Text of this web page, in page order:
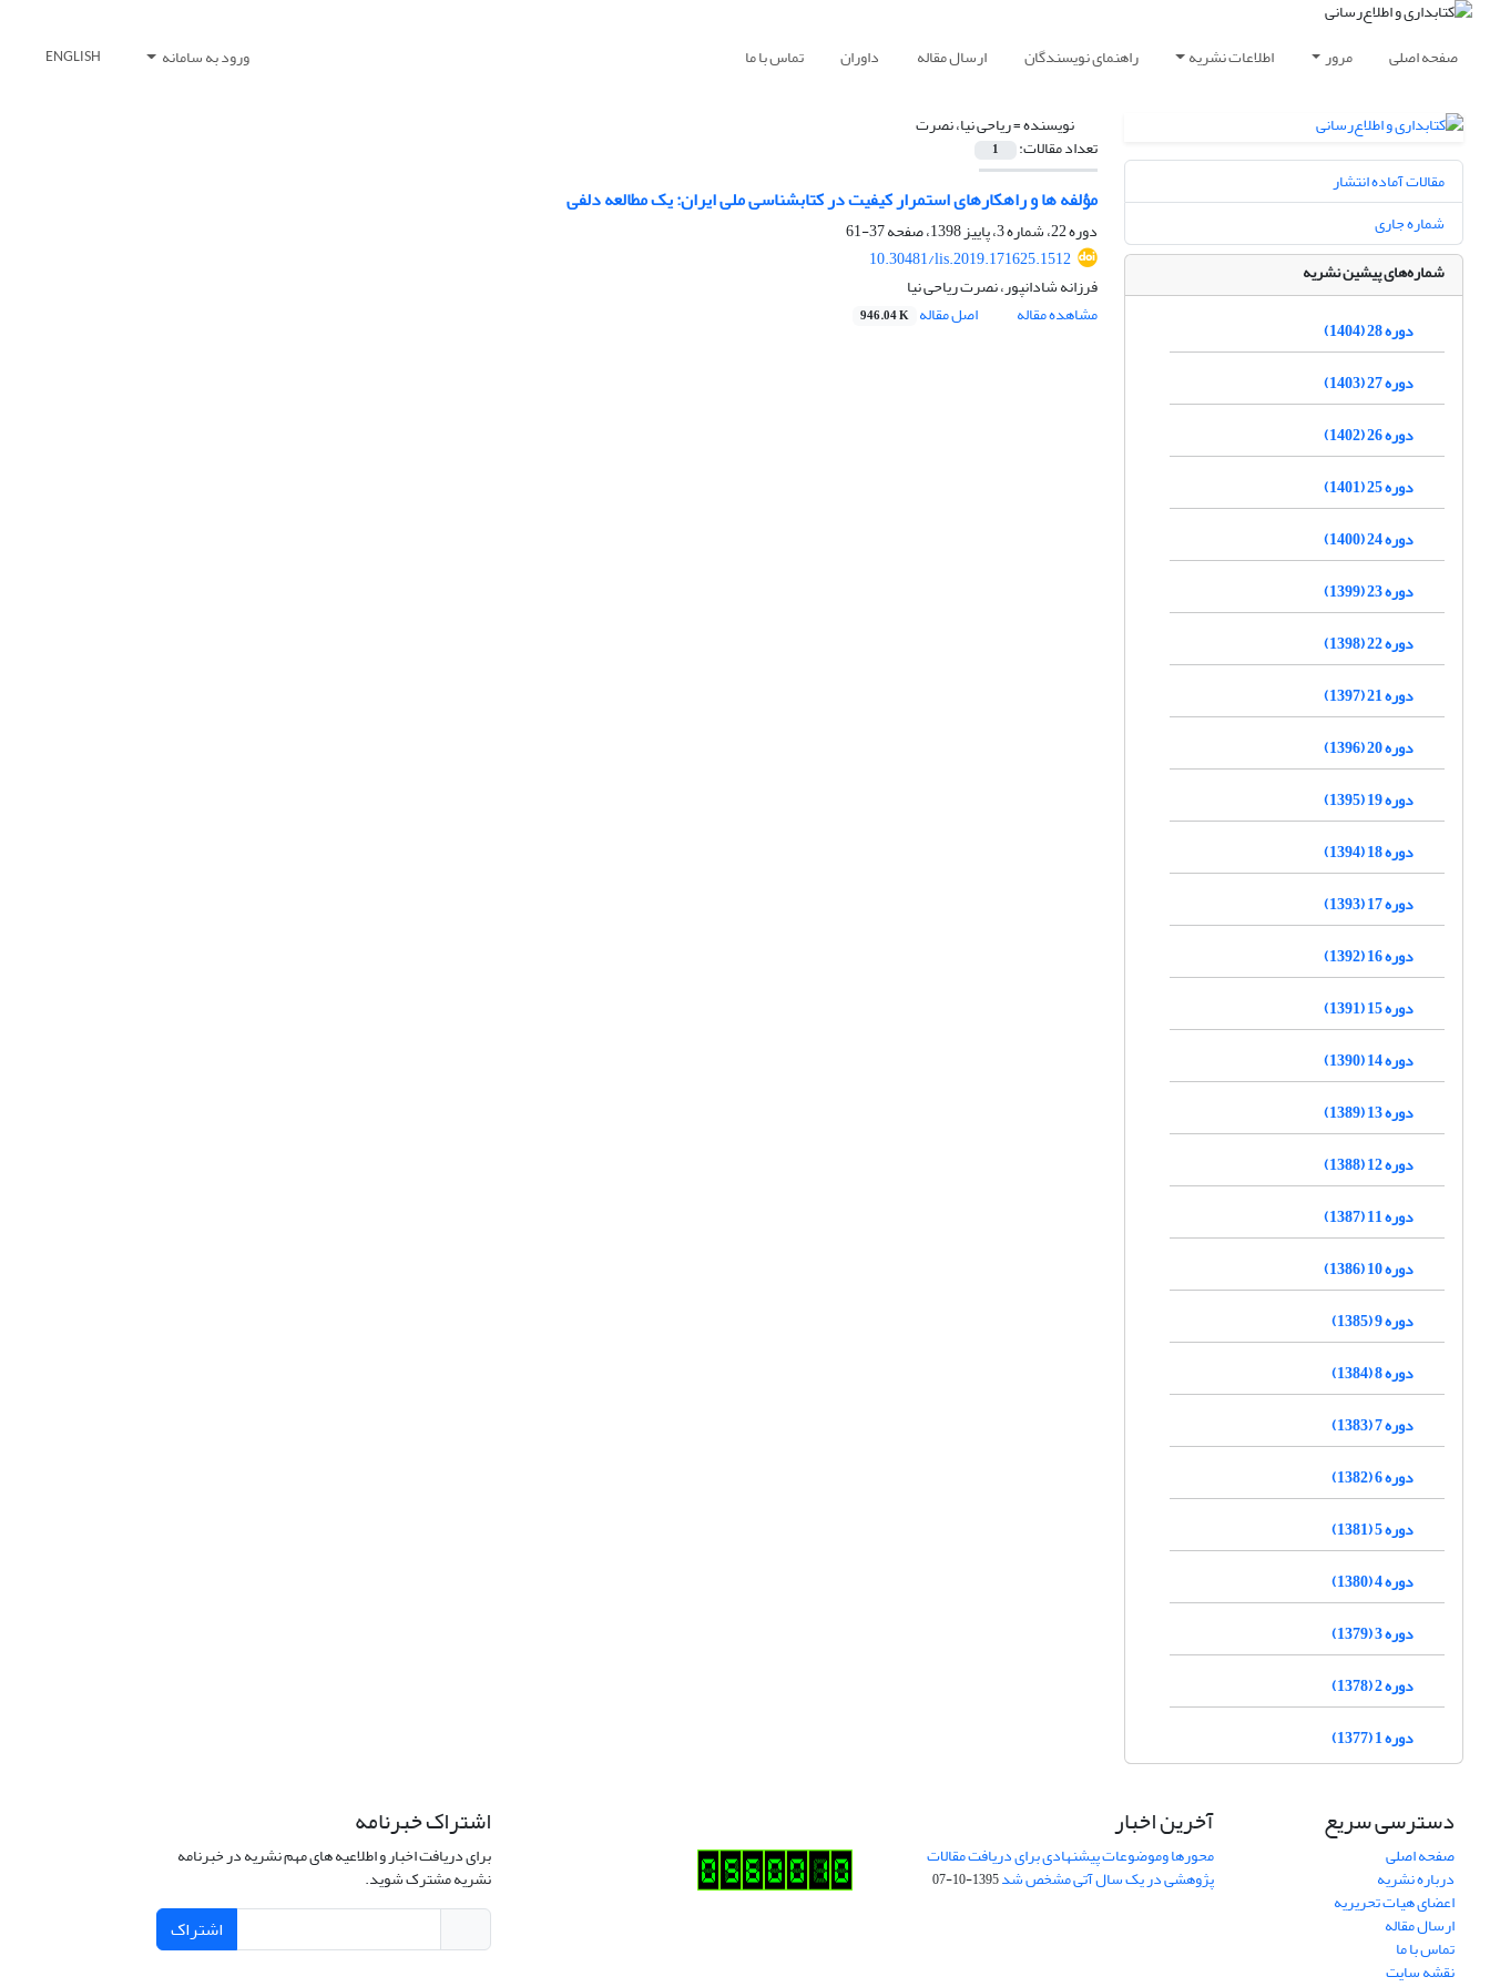
صفحه اصلی مرور اطلاعات نشریه راهنمای نویسندگان ارسال مقاله داوران تماس با ما ورود به سامانه ENGLISH
نویسنده =ریاحی نیا، نصرت
تعداد مقالات: 1
مؤلفه ها و راهکارهای استمرار کیفیت در کتابشناسی ملی ایران: یک مطالعه دلفی
دوره 22، شماره 3، پاییز 1398، صفحه
37-61
10.30481/lis.2019.171625.1512
فرزانه شادانپور، نصرت ریاحی نیا
مشاهده مقاله
اصل مقاله 946.04 K
مقالات آماده انتشار
شماره جاری
شماره‌های پیشین نشریه
دوره 28 (1404)
دوره 27 (1403)
دوره 26 (1402)
دوره 25 (1401)
دوره 24 (1400)
دوره 23 (1399)
دوره 22 (1398)
دوره 21 (1397)
دوره 20 (1396)
دوره 19 (1395)
دوره 18 (1394)
دوره 17 (1393)
دوره 16 (1392)
دوره 15 (1391)
دوره 14 (1390)
دوره 13 (1389)
دوره 12 (1388)
دوره 11 (1387)
دوره 10 (1386)
دوره 9 (1385)
دوره 8 (1384)
دوره 7 (1383)
دوره 6 (1382)
دوره 5 (1381)
دوره 4 (1380)
دوره 3 (1379)
دوره 2 (1378)
دوره 1 (1377)
دسترسی سریع
صفحه اصلی
درباره نشریه
اعضای هیات تحریریه
ارسال مقاله
تماس با ما
نقشه سایت
آخرین اخبار
محورها وموضوعات پیشنهادی برای دریافت مقالات
پژوهشی در یک سال آتی مشخص شد1395-10-07
اشتراک خبرنامه
برای دریافت اخبار و اطلاعیه های مهم نشریه در خبرنامه
نشریه مشترک شوید.
اشتراک